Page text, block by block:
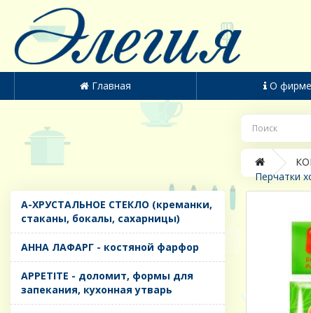
Главная О фирме
Перчатки
A-ХРУСТАЛЬНОЕ СТЕКЛО (креманки,
стаканы, бокалы, сахарницы)
AHHA ЛАФАРГ - костяной фарфор
APPETITE - доломит, формы для
запекания, кухонная утварь